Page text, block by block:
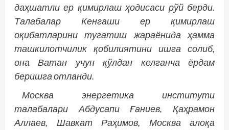
даҳшатли ер қимирлаш ҳодисаси рўй берди.
Талабалар Кенгаши ер қимирлаш
оқибатларини тугатиш жараёнида ҳамма
ташкилотчилик қобилиятини ишга солиб,
она Ватан учун қўлдан келганча ёрдам
беришга отланди.
Москва энергетика институти
талабалари Абдусапи Ғаниев, Қаҳрамон
Аллаев, Шавкат Раҳимов, Москва алоқа